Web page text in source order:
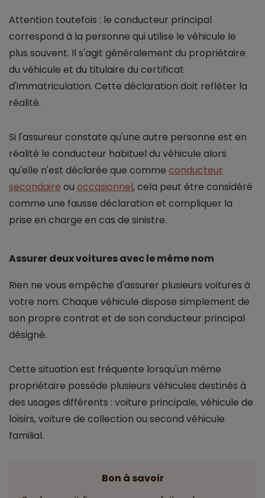
Attention toutefois : le conducteur principal
correspond à la personne qui utilise le véhicule le
plus souvent. Il s'agit généralement du propriétaire
du véhicule et du titulaire du certificat
d'immatriculation. Cette déclaration doit refléter la
réalité.
Si l'assureur constate qu'une autre personne est en
réalité le conducteur habituel du véhicule alors
qu'elle n'est déclarée que comme conducteur
secondaire ou occasionnel, cela peut être considéré
comme une fausse déclaration et compliquer la
prise en charge en cas de sinistre.
Assurer deux voitures avec le même nom
Rien ne vous empêche d'assurer plusieurs voitures à
votre nom. Chaque véhicule dispose simplement de
son propre contrat et de son conducteur principal
désigné.
Cette situation est fréquente lorsqu'un même
propriétaire possède plusieurs véhicules destinés à
des usages différents : voiture principale, véhicule de
loisirs, voiture de collection ou second véhicule
familial.
Bon à savoir